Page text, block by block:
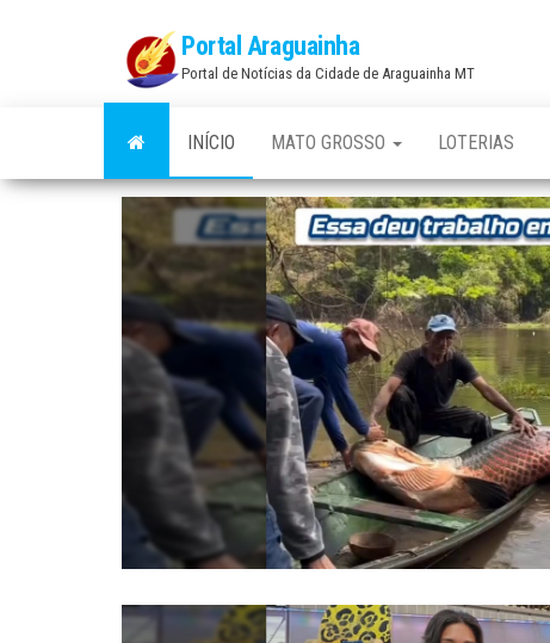
Portal Araguainha
Portal de Notícias da Cidade de Araguainha MT
INÍCIO MATO GROSSO LOTERIAS